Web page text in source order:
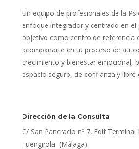
Un equipo de profesionales de la
enfoque integrador y centrado en el
objetivo como centro de referencia
acompañarte en tu proceso de
crecimiento y bienestar emocional,
espacio seguro, de confianza y libre
Dirección de la Consulta
C/ San Pancracio nº 7, Edif Terminal
Fuengirola (Málaga)